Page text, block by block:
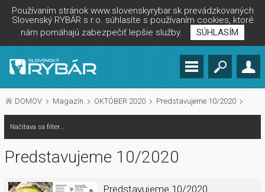
Používaním stránok www.slovenskyrybar.sk prevádzkovaných
Slovenský RYBÁR s.r.o. súhlasíte s používaním cookies, ktoré
nám pomáhajú zabezpečiť lepšie služby.
SÚHLASÍM
DOMOV Magazín OKTÓBER 2020 Predstavujeme 10/2020
Načítava sa filter...
Predstavujeme 10/2020
Predstavujeme 10/2020